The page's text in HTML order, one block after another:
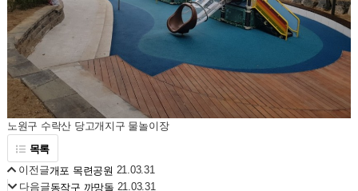
노원구 수락산 당고개지구 물놀이장
목록
이전글개포 목련공원 21.03.31
다음글동작구 까망돌 21.03.31